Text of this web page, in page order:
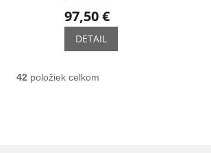
97,50 €
DETAIL
O
42 položiek celkom